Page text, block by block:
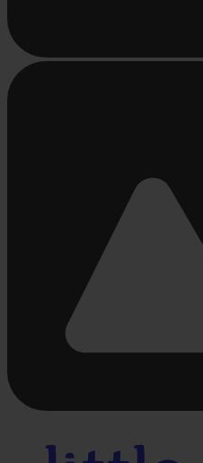
Bezig
met
laden...